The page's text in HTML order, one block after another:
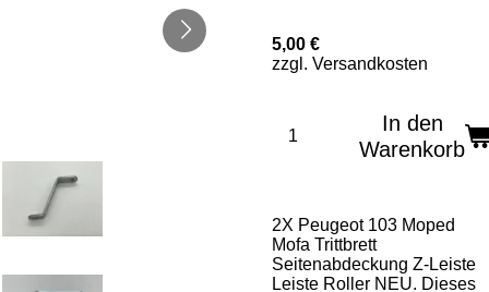
5,00 €
zzgl. Versandkosten
In den
Warenkorb
2X Peugeot 103 Moped
Mofa Trittbrett
Seitenabdeckung Z-Leiste
Leiste Roller NEU. Dieses